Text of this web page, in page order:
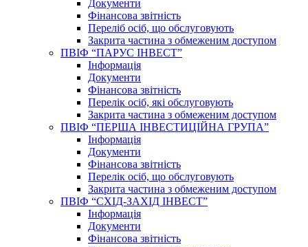
Документи
Фінансова звітність
Переліб осіб, що обслуговують
Закрита частина з обмеженим доступом
ПВІФ “ПАРУС ІНВЕСТ”
Інформація
Документи
Фінансова звітність
Перелік осіб, які обслуговують
Закрита частина з обмеженим доступом
ПВІФ “ПЕРША ІНВЕСТИЦІЙНА ГРУПА”
Інформація
Документи
Фінансова звітність
Перелік осіб, що обслуговують
Закрита частина з обмеженим доступом
ПВІФ “СХІД-ЗАХІД ІНВЕСТ”
Інформація
Документи
Фінансова звітність